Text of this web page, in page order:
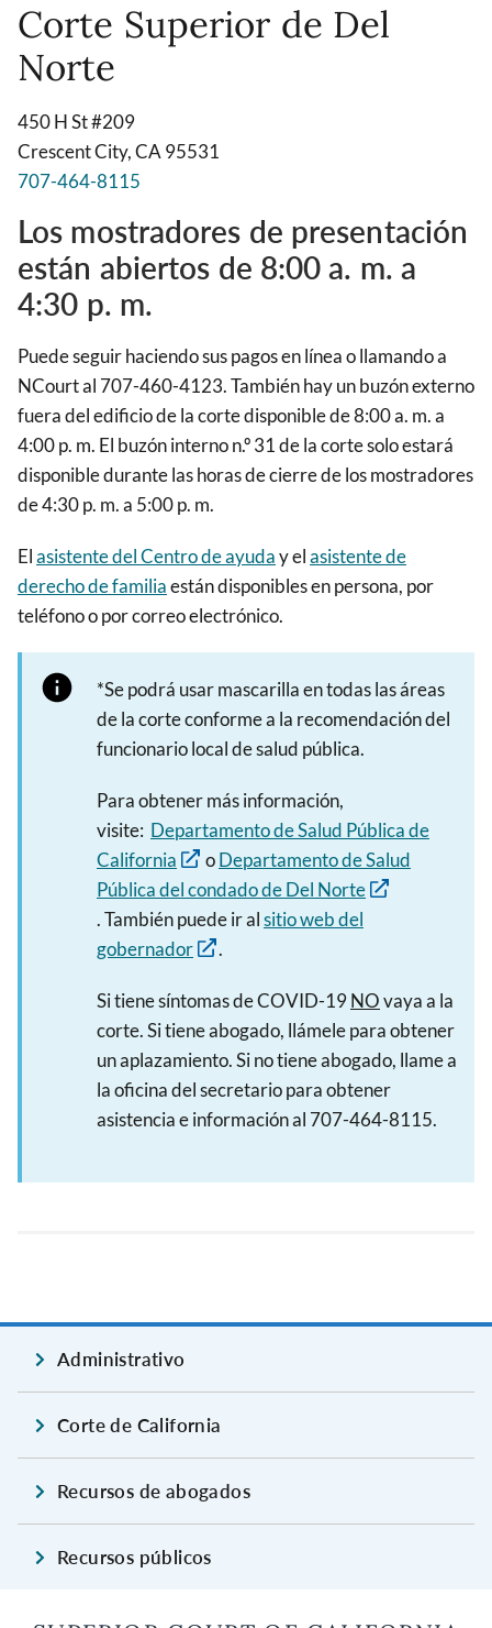
Corte Superior de Del
Norte
450 H St #209
Crescent City, CA 95531
707-464-8115
Los mostradores de presentación
están abiertos de 8:00 a. m. a
4:30 p. m.
Puede seguir haciendo sus pagos en línea o llamando a
NCourt al 707-460-4123. También hay un buzón externo
fuera del edificio de la corte disponible de 8:00 a. m. a
4:00 p. m. El buzón interno n.º 31 de la corte solo estará
disponible durante las horas de cierre de los mostradores
de 4:30 p. m. a 5:00 p. m.
Elasistente del Centro de ayuday elasistente de
derecho de familiaestán disponibles en persona, por
teléfono o por correo electrónico.
*Se podrá usar mascarilla en todas las áreas
de la corte conforme a la recomendación del
funcionario local de salud pública.
Para obtener más información,
visite: Departamento de Salud Pública de
California
oDepartamento de Salud
Pública del condado de Del Norte
. También puede ir alsitio web del
gobernador
.
Si tiene síntomas de COVID-19NOvaya a la
corte. Si tiene abogado, llámele para obtener
un aplazamiento. Si no tiene abogado, llame a
la oficina del secretario para obtener
asistencia e información al 707-464-8115.
Administrativo
Corte de California
Recursos de abogados
Recursos públicos